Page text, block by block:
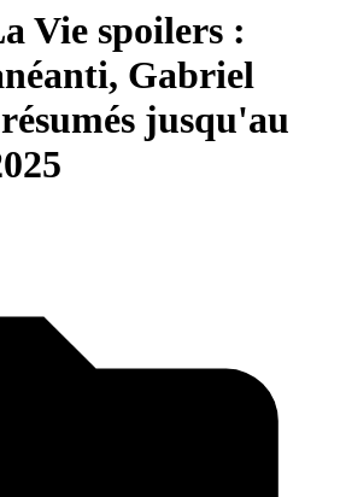
Vie spoilers :
Gabriel
jusqu'au